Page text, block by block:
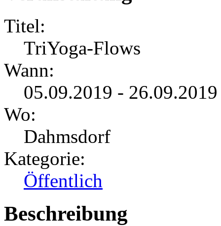
Titel:
TriYoga-Flows
Wann:
05.09.2019 -
Wo:
Dahmsdorf
Kategorie:
Öffentlich
Beschreibung